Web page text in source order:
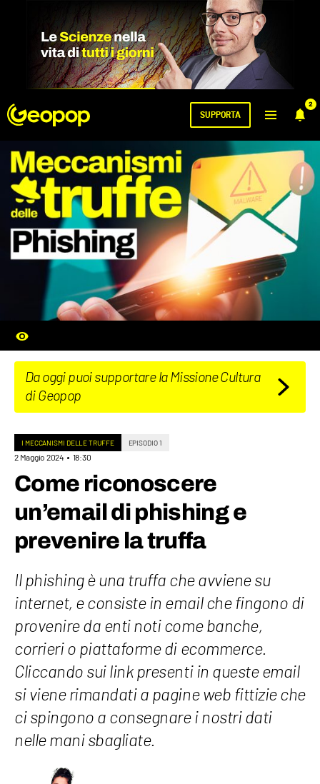
2
SUPPORTA
Da oggi puoi supportare la Missione Cultura
di Geopop
I MECCANISMI DELLE TRUFFE EPISODIO 1
2 Maggio 2024 18:30
Come riconoscere
un’email di phishing e
prevenire la truffa
Il phishing è una truffa che avviene su
internet, e consiste in email che fingono di
provenire da enti noti come banche,
corrieri o piattaforme di ecommerce.
Cliccando sui link presenti in queste email
si viene rimandati a pagine web fittizie che
ci spingono a consegnare i nostri dati
nelle mani sbagliate.